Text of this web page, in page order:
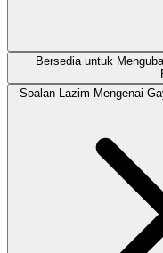
Bersedia untuk
Soalan Lazim Mengenai